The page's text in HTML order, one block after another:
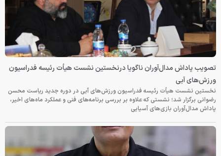
تصویب پاداش مدال‌آوران ناگویا درنخستین نشست هیأت رئیسه فدراسیون
ورزش‌های آبی
نخستین نشست هیأت رئیسه فدراسیون ورزش‌های آبی در دوره جدید ریاست محسن
رضوانی برگزار شد؛ نشستی که علاوه بر بررسی برنامه‌های فنی و عملکرد ماه‌های اخیر،
پاداش مدال‌آوران بازی‌های آسیایی